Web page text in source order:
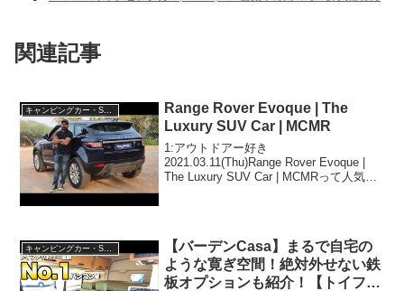
関連記事
キャンピングカー・SUV人気車種
Range Rover Evoque | The
Luxury SUV Car | MCMR
1:アウトドアー好き
2021.03.11(Thu)Range Rover Evoque |
The Luxury SUV Car | MCMRって人気で
【バーデンCasa】まるで自宅の
ような寛ぎ空間！絶対外せない鉄
板オプションも紹介！【トイファ